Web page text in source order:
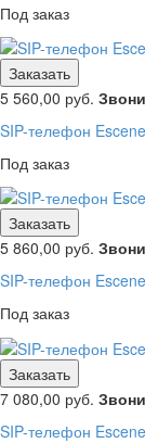
Под заказ
Заказать
5 560,00 руб.
SIP-телефон
Под заказ
Заказать
5 860,00 руб.
SIP-телефон
Под заказ
Заказать
7 080,00 руб.
SIP-телефон